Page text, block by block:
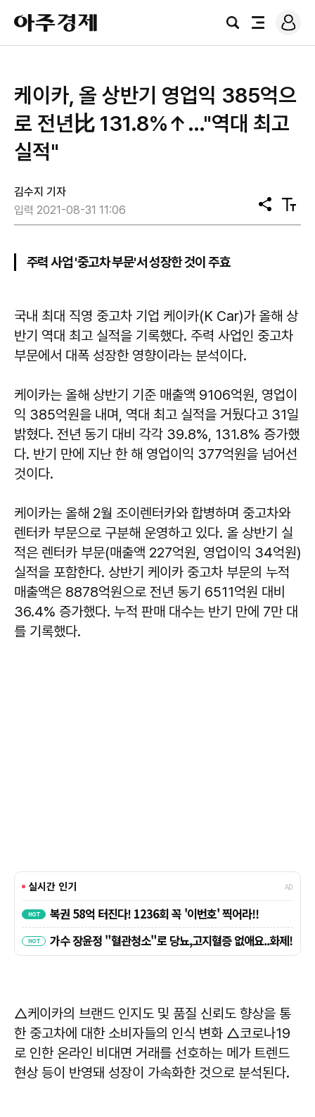
아
주
경
검
전
로
그
케이카, 올 상반기 영업익 385억으
로 전년比 131.8%↑…"역대 최고
실적"
김수지 기자
입력 2021-08-31 11:06
공
유
텍
스
주력 사업 '중고차 부문'서 성장한 것이 주효
국내 최대 직영 중고차 기업 케이카(K Car)가 올해 상
반기 역대 최고 실적을 기록했다. 주력 사업인 중고차
부문에서 대폭 성장한 영향이라는 분석이다.
케이카는 올해 상반기 기준 매출액 9106억원, 영업이
익 385억원을 내며, 역대 최고 실적을 거뒀다고 31일
밝혔다. 전년 동기 대비 각각 39.8%, 131.8% 증가했
다. 반기 만에 지난 한 해 영업이익 377억원을 넘어선
것이다.
케이카는 올해 2월 조이렌터카와 합병하며 중고차와
렌터카 부문으로 구분해 운영하고 있다. 올 상반기 실
적은 렌터카 부문(매출액 227억원, 영업이익 34억원)
실적을 포함한다. 상반기 케이카 중고차 부문의 누적
매출액은 8878억원으로 전년 동기 6511억원 대비
36.4% 증가했다. 누적 판매 대수는 반기 만에 7만 대
를 기록했다.
△케이카의 브랜드 인지도 및 품질 신뢰도 향상을 통
한 중고차에 대한 소비자들의 인식 변화 △코로나19
로 인한 온라인 비대면 거래를 선호하는 메가 트렌드
현상 등이 반영돼 성장이 가속화한 것으로 분석된다.